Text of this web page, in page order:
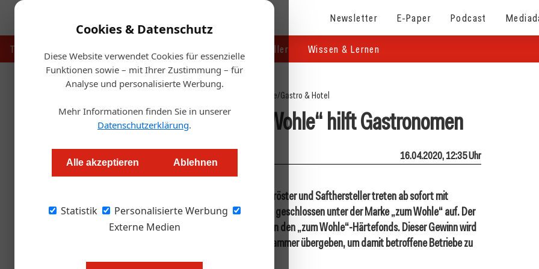
Cookies & Datenschutz
Diese Website verwendet Cookies für essenzielle
Funktionen sowie – mit Ihrer Zustimmung – für
Analyse und personalisierte Werbung.
Mehr Informationen finden Sie in unserer
Datenschutzerklärung.
Alle akzeptieren Ablehnen
Statistik
Personalisierte Werbung
Externe Medien
Newsletter E-Paper Podcast
Touristik Handel & Hersteller Wissen & Lernen
Startseite/Gastro & Hotel
Neue Initiative „zum Wohle“ hilft Gastronomen
Redaktion 16.04.2020, 12:35 Uhr
Namhafte Winzer, Spirituosenhersteller, Kaffeeröster und Safthersteller treten ab sofort mit
ausgewählten österreichischen Top-Produkten geschlossen unter der Marke „zum Wohle“ auf. Der
gesamte Gewinn jeder Bestellung fließt direkt in den „zum Wohle“-Härtefonds. Dieser Gewinn wird
der Fachgruppe Gastronomie der Wirtschaftskammer übergeben, um damit betroffene Betriebe zu
unterstützen.